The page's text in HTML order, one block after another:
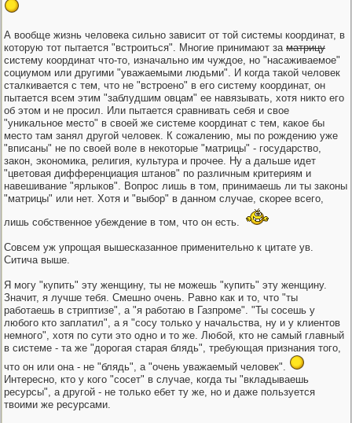
А вообще жизнь человека сильно зависит от той системы координат, в
которую тот пытается "встроиться". Многие принимают за матрицу
систему координат что-то, изначально им чуждое, но "насаживаемое"
социумом или другими "уважаемыми людьми". И когда такой человек
сталкивается с тем, что не "встроено" в его систему координат, он
пытается всем этим "заблудшим овцам" ее навязывать, хотя никто его
об этом и не просил. Или пытается сравнивать себя и свое
"уникальное место" в своей же системе координат с тем, какое бы
место там занял другой человек. К сожалению, мы по рождению уже
"вписаны" не по своей воле в некоторые "матрицы" - государство,
закон, экономика, религия, культура и прочее. Ну а дальше идет
"цветовая дифференциация штанов" по различным критериям и
навешивание "ярлыков". Вопрос лишь в том, принимаешь ли ты законы
"матрицы" или нет. Хотя и "выбор" в данном случае, скорее всего,
лишь собственное убеждение в том, что он есть.
Совсем уж упрощая вышесказанное применительно к цитате ув.
Ситича выше.
Я могу "купить" эту женщину, ты не можешь "купить" эту женщину.
Значит, я лучше тебя. Смешно очень. Равно как и то, что "ты
работаешь в стриптизе", а "я работаю в Газпроме". "Ты сосешь у
любого кто заплатил", а я "сосу только у начальства, ну и у клиентов
немного", хотя по сути это одно и то же. Любой, кто не самый главный
в системе - та же "дорогая старая блядь", требующая признания того,
что он или она - не "блядь", а "очень уважаемый человек".
Интересно, кто у кого "сосет" в случае, когда ты "вкладываешь
ресурсы", а другой - не только ебет ту же, но и даже пользуется
твоими же ресурсами.